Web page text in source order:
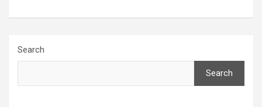
Search
Search